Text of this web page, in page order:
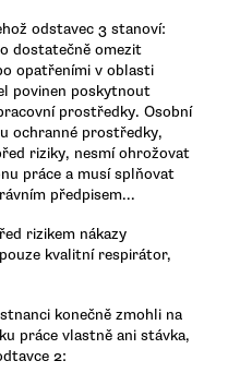
odstavec 3 stanoví:
dostatečně omezit
opatřeními v oblasti
povinen poskytnout
prostředky. Osobní
ochranné prostředky,
riziky, nesmí ohrožovat
práce a musí splňovat
předpisem...
rizikem nákazy
kvalitní respirátor,
konečně zmohli na
práce vlastně ani stávka,
2: